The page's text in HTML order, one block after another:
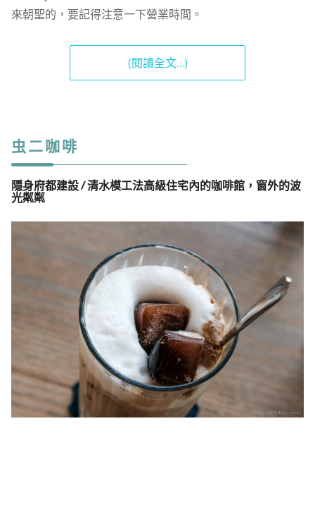
來朝聖的，要記得注意一下營業時間。
(閱讀全文…)
虫二咖啡
隱身府都建設 / 清水模工法高級住宅內的咖啡館，窗外的波
光粼粼